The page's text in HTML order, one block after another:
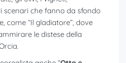
scenari che fanno da sfondo
come “Il gladiatore”, dove
le distese della